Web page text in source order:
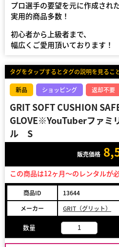
プロ選手の要望を元に作成され
実用的商品多数！
初心者から上級者まで、
幅広くご愛用頂いております！
タグをタップするとタグの説明を見るこ
新品 ショッピング 返却不要
GRIT SOFT CUSHION
GLOVE※YouTuberファミ
ル S
販売価格
この商品は12ヶ月～のレンタルが必
商品ID
13644
メーカー
GRIT（グリット）
数量